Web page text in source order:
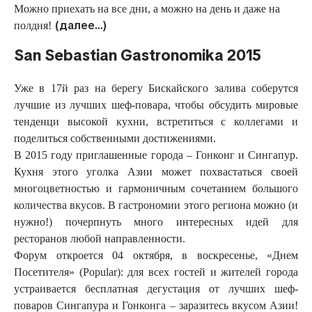
Можно приехать на все дни, а можно на день и даже на
полдня! (далее…)
San Sebastian Gastronomika 2015
Уже в 17й раз на берегу Бискайского залива соберутся
лучшие из лучших шеф-повара, чтобы обсудить мировые
тенденци высокой кухни, встретиться с коллегами и
поделиться собственными достижениями.
В 2015 году приглашенные города – Гонконг и Сингапур.
Кухня этого уголка Азии может похвастаться своей
многоцветностью и гармоничным сочетанием большого
количества вкусов. В гастрономии этого региона можно (и
нужно!) почерпнуть много интересных идей для
ресторанов любой направленности.
Форум откроется 04 октября, в воскресенье, «Днем
Посетителя» (Popular): для всех гостей и жителей города
устраивается бесплатная дегустация от лучших шеф-
поваров Сингапура и Гонконга – заразитесь вкусом Азии!